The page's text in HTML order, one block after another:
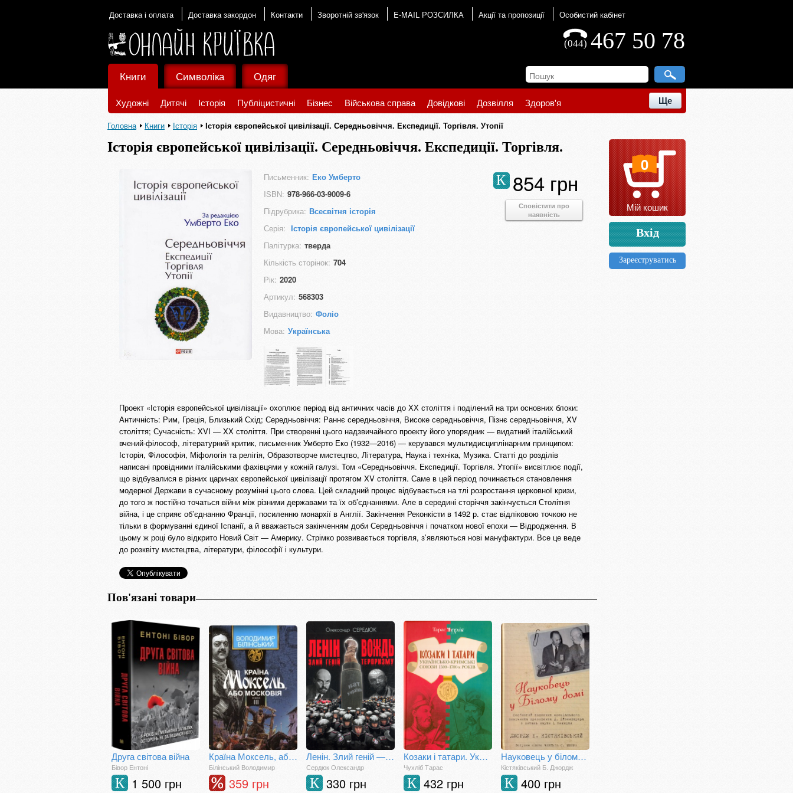
Доставка і оплата Доставка закордон Контакти Зворотній зв'язок E-MAIL РОЗСИЛКА Акції та пропозиції Особистий кабінет
467 50 78
(044)
Книги
Художні Дитячі Історія Публіцистичні Бізнес Військова справа Довідкові Дозвілля Здоров'я Ще
Символіка Одяг
Головна Книги Історія Історія європейської цивілізації. Середньовіччя. Експедиції. Торгівля. Утопії
Історія європейської цивілізації. Середньовіччя. Експедиції. Торгівля.
Письменник: Еко Умберто
ISBN: 978-966-03-9009-6
Підрубрика: Всесвітня історія
Серія: Історія європейської цивілізації
Палітурка: тверда
Кількість сторінок: 704
Рік: 2020
Артикул: 568303
Видавництво: Фоліо
Мова: Українська
854 грн
К
Сповістити про
наявність
Проект «Історія європейської цивілізації» охоплює період від античних часів до ХХ століття і поділений на три основних блоки:
Античність: Рим, Греція, Близький Схід; Середньовіччя: Раннє середньовіччя, Високе середньовіччя, Пізнє середньовіччя, XV
століття; Сучасність: XVI — XХ століття. При створенні цього надзвичайного проекту його упорядник — видатний італійський
вчений-філософ, літературний критик, письменник Умберто Еко (1932—2016) — керувався мультидисциплінарним принципом:
Історія, Філософія, Міфологія та релігія, Образотворче мистецтво, Література, Наука і техніка, Музика. Статті до розділів
написані провідними італійськими фахівцями у кожній галузі. Том «Середньовіччя. Експедиції. Торгівля. Утопії» висвітлює події,
що відбувалися в різних царинах європейської цивілізації протягом XV століття. Саме в цей період починається становлення
модерної Держави в сучасному розумінні цього слова. Цей складний процес відбувається на тлі розростання церковної кризи,
до того ж постійно точаться війни між різними державами та їх об’єднаннями. Але в середині сторіччя закінчується Столітня
війна, і це сприяє об’єднанню Франції, посиленню монархії в Англії. Закінчення Реконкісти в 1492 р. стає відліковою точкою не
тільки в формуванні єдиної Іспанії, а й вважається закінченням доби Середньовіччя і початком нової епохи — Відродження. В
цьому ж році було відкрито Новий Світ — Америку. Стрімко розвивається торгівля, з’являються нові мануфактури. Все це веде
до розквіту мистецтва, літератури, філософії і культури.
Пов'язані товари
Друга світова війна
Бівор Ентоні
1 500 грн
К
Країна Моксель, або Московія. Книга третя
Білінський Володимир
359 грн
Ленін. Злий геній — вождь тероризму: Науково-історичне дослідження
Сердюк Олександр
330 грн
К
Козаки і татари. Українсько-кримські союзи 1500–1700-х років
Чухліб Тарас
432 грн
К
Науковець у білому домі
Кістяківський Б. Джордж
400 грн
К
0
Мій кошик
Вхід
Зареєструватись